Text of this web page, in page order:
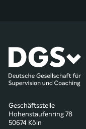
Geschäftsstelle
Hohenstaufenring 78
50674 Köln